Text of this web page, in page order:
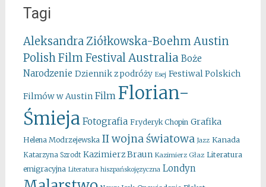
Tagi
Aleksandra Ziółkowska-Boehm Austin
Polish Film Festival Australia Boże
Narodzenie Dziennik z podróży Esej Festiwal Polskich
Filmów w Austin Film Florian-
Śmieja Fotografia Fryderyk Chopin Grafika
Helena Modrzejewska II wojna światowa Jazz Kanada
Katarzyna Szrodt Kazimierz Braun Kazimierz Głaz Literatura
emigracyjna Literatura hiszpańskojęzyczna Londyn